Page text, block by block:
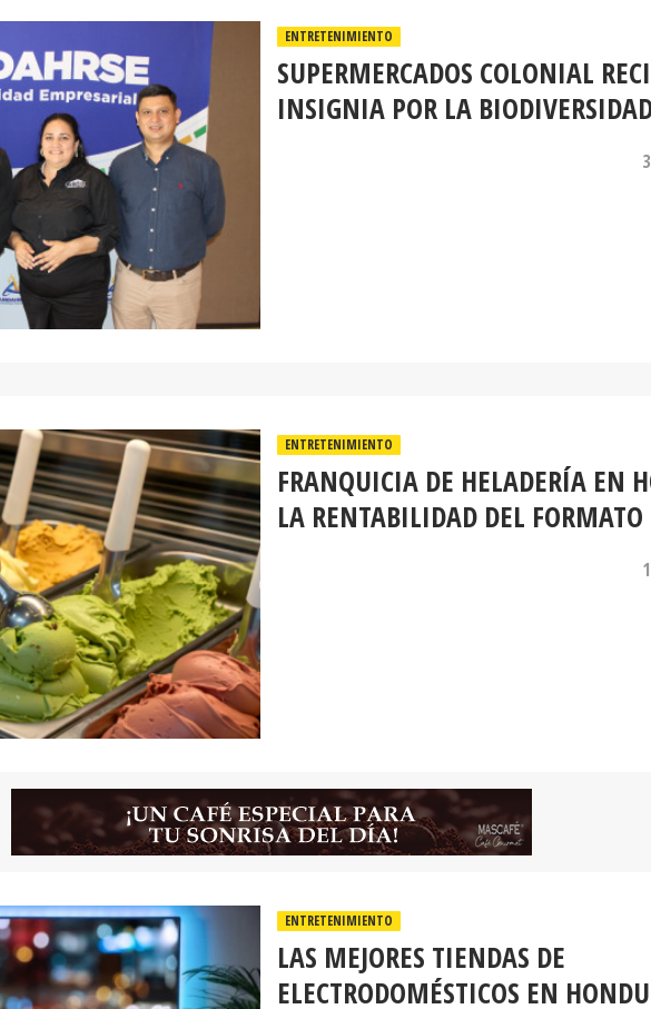
ENTRETENIMIENTO
SUPERMERCADOS COLONIAL
INSIGNIA POR LA
ENTRETENIMIENTO
FRANQUICIA DE HELADERÍA EN
LA RENTABILIDAD DEL
LAS MEJORES TIENDAS DE
ELECTRODOMÉSTICOS EN
CÓMO COMPRARLOS A CRÉDITO